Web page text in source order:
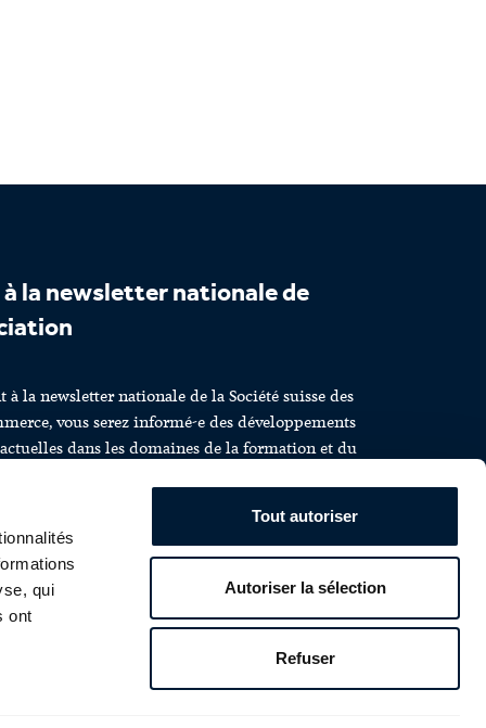
qui
ont
Tout autoriser
Autoriser la sélection
Refuser
la newsletter nationale de
à la newsletter nationale de la Société suisse des
vous serez informé-e des développements
dans les domaines de la formation et du